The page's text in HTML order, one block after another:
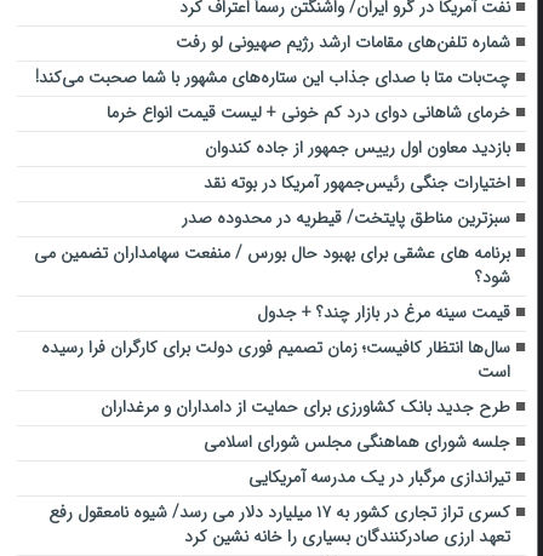
نفت آمریکا در گرو ایران/ واشنگتن رسماً اعتراف کرد
شماره تلفن‌های مقامات ارشد رژیم صهیونی لو رفت
چت‌بات متا با صدای جذاب این ستاره‌های مشهور با شما صحبت می‌کند!
خرمای شاهانی دوای درد کم خونی + لیست قیمت انواع خرما
بازدید معاون اول رییس جمهور از جاده کندوان
اختیارات جنگی رئیس‌جمهور آمریکا در بوته نقد
سبزترین مناطق پایتخت/ قیطریه در محدوده صدر
برنامه های عشقی برای بهبود حال بورس / منفعت سهامداران تضمین می
شود؟
قیمت سینه مرغ در بازار چند؟ + جدول
سال‌ها انتظار کافیست؛ زمان تصمیم فوری دولت برای کارگران فرا رسیده
است
طرح جدید بانک کشاورزی برای حمایت از دامداران و مرغداران
جلسه شورای هماهنگی مجلس شورای اسلامی
تیراندازی مرگبار در یک مدرسه آمریکایی
کسری تراز تجاری کشور به ۱۷ میلیارد دلار می رسد/ شیوه نامعقول رفع
تعهد ارزی صادرکنندگان بسیاری را خانه نشین کرد